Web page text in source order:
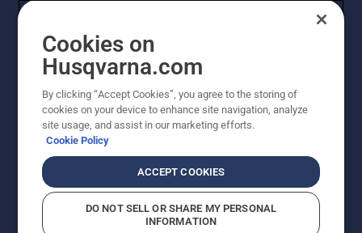
© „Husqvarna AB“ (leid). Visos teisės priklauso autoriui.
Nurodoma rekomenduojama mažmeninė kaina (RMK),
įskaitant PVM. RMK yra kaina, už kurią gamintojas
rekomenduoja pardavėjui parduoti prekę. UAB
"Husqvarna Lietuva" prekių vartotojams neparduoda,
Cookies on
Husqvarna.com
By clicking “Accept Cookies”, you agree to the storing of
cookies on your device to enhance site navigation, analyze
site usage, and assist in our marketing efforts.
Cookie Policy
ACCEPT COOKIES
DO NOT SELL OR SHARE MY PERSONAL
INFORMATION